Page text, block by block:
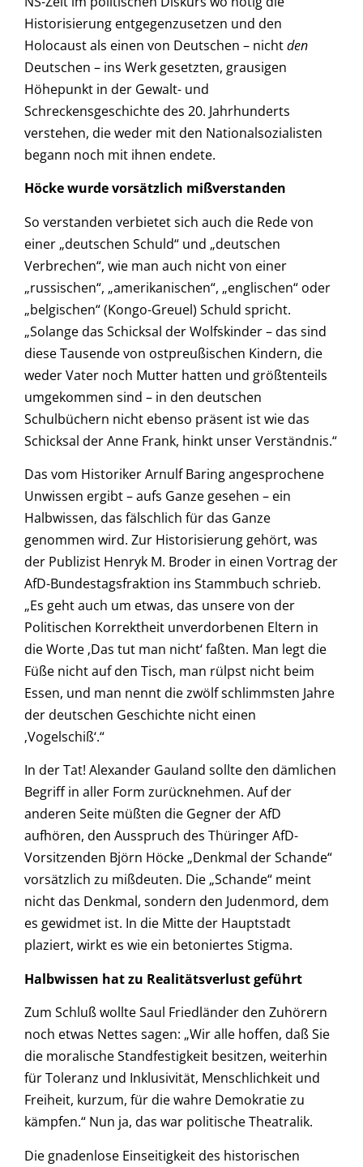
Historisierung entgegenzusetzen und den
Holocaust als einen von Deutschen – nichtden
Deutschen – ins Werk gesetzten, grausigen
Höhepunkt in der Gewalt- und
Schreckensgeschichte des 20. Jahrhunderts
verstehen, die weder mit den Nationalsozialisten
begann noch mit ihnen endete.
Höcke wurde vorsätzlich mißverstanden
So verstanden verbietet sich auch die Rede von
einer „deutschen Schuld“ und „deutschen
Verbrechen“, wie man auch nicht von einer
„russischen“, „amerikanischen“, „englischen“ oder
„belgischen“ (Kongo-Greuel) Schuld spricht.
„Solange das Schicksal der Wolfskinder – das sind
diese Tausende von ostpreußischen Kindern, die
weder Vater noch Mutter hatten und größtenteils
umgekommen sind – in den deutschen
Schulbüchern nicht ebenso präsent ist wie das
Schicksal der Anne Frank, hinkt unser Verständnis.“
Das vom Historiker Arnulf Baring angesprochene
Unwissen ergibt – aufs Ganze gesehen – ein
Halbwissen, das fälschlich für das Ganze
genommen wird. Zur Historisierung gehört, was
der Publizist Henryk M. Broder in einen Vortrag der
AfD-Bundestagsfraktion ins Stammbuch schrieb.
„Es geht auch um etwas, das unsere von der
Politischen Korrektheit unverdorbenen Eltern in
die Worte ‚Das tut man nicht‘ faßten. Man legt die
Füße nicht auf den Tisch, man rülpst nicht beim
Essen, und man nennt die zwölf schlimmsten Jahre
der deutschen Geschichte nicht einen
‚Vogelschiß‘.“
In der Tat! Alexander Gauland sollte den dämlichen
Begriff in aller Form zurücknehmen. Auf der
anderen Seite müßten die Gegner der AfD
aufhören, den Ausspruch des Thüringer AfD-
Vorsitzenden Björn Höcke „Denkmal der Schande“
vorsätzlich zu mißdeuten. Die „Schande“ meint
nicht das Denkmal, sondern den Judenmord, dem
es gewidmet ist. In die Mitte der Hauptstadt
plaziert, wirkt es wie ein betoniertes Stigma.
Halbwissen hat zu Realitätsverlust geführt
Zum Schluß wollte Saul Friedländer den Zuhörern
noch etwas Nettes sagen: „Wir alle hoffen, daß Sie
die moralische Standfestigkeit besitzen, weiterhin
für Toleranz und Inklusivität, Menschlichkeit und
Freiheit, kurzum, für die wahre Demokratie zu
kämpfen.“ Nun ja, das war politische Theatralik.
Die gnadenlose Einseitigkeit des historischen